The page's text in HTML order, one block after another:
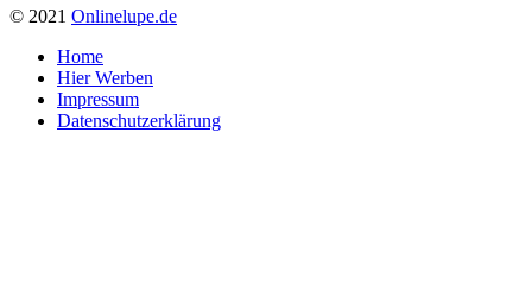
© 2021 Onlinelupe.de
Home
Hier Werben
Impressum
Datenschutzerklärung